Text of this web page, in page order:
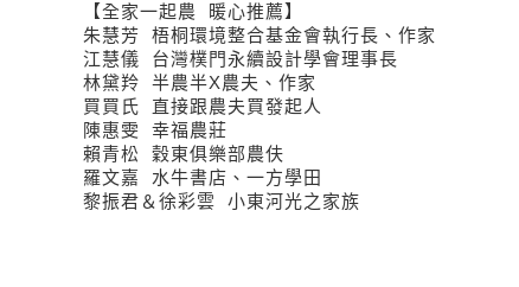
【全家一起農 暖心推薦】
朱慧芳 梧桐環境整合基金會執行長、作家
江慧儀 台灣樸門永續設計學會理事長
林黛羚 半農半X農夫、作家
買買氏 直接跟農夫買發起人
陳惠雯 幸福農莊
賴青松 穀東俱樂部農伕
羅文嘉 水牛書店、一方學田
黎振君＆徐彩雲 小東河光之家族